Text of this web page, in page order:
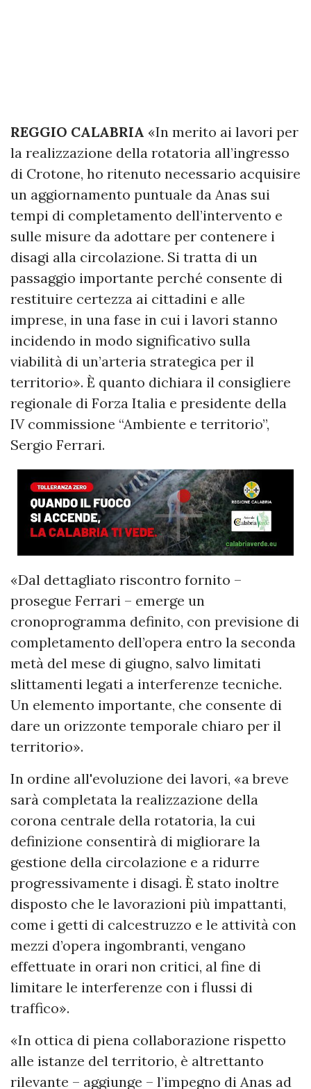
REGGIO CALABRIA «In merito ai lavori per
la realizzazione della rotatoria all’ingresso
di Crotone, ho ritenuto necessario acquisire
un aggiornamento puntuale da Anas sui
tempi di completamento dell’intervento e
sulle misure da adottare per contenere i
disagi alla circolazione. Si tratta di un
passaggio importante perché consente di
restituire certezza ai cittadini e alle
imprese, in una fase in cui i lavori stanno
incidendo in modo significativo sulla
viabilità di un’arteria strategica per il
territorio». È quanto dichiara il consigliere
regionale di Forza Italia e presidente della
IV commissione “Ambiente e territorio”,
Sergio Ferrari.
«Dal dettagliato riscontro fornito –
prosegue Ferrari – emerge un
cronoprogramma definito, con previsione di
completamento dell’opera entro la seconda
metà del mese di giugno, salvo limitati
slittamenti legati a interferenze tecniche.
Un elemento importante, che consente di
dare un orizzonte temporale chiaro per il
territorio».
In ordine all'evoluzione dei lavori, «a breve
sarà completata la realizzazione della
corona centrale della rotatoria, la cui
definizione consentirà di migliorare la
gestione della circolazione e a ridurre
progressivamente i disagi. È stato inoltre
disposto che le lavorazioni più impattanti,
come i getti di calcestruzzo e le attività con
mezzi d’opera ingombranti, vengano
effettuate in orari non critici, al fine di
limitare le interferenze con i flussi di
traffico».
«In ottica di piena collaborazione rispetto
alle istanze del territorio, è altrettanto
rilevante – aggiunge – l’impegno di Anas ad